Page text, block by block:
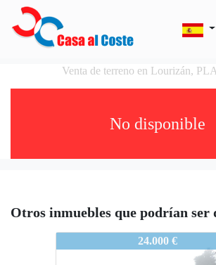
Venta de terreno en Lourizán,
No disponible
Otros inmuebles que podrían ser
PONTEVEDRA0275L
24.000 €